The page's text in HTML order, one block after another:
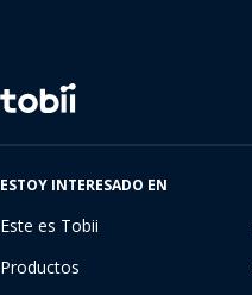
Cambiar
de
idioma
ESTOY INTERESADO EN
Este es Tobii
Productos